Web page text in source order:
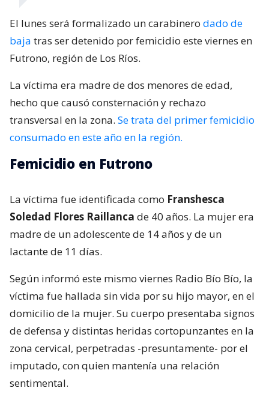
El lunes será formalizado un carabinero dado de
baja tras ser detenido por femicidio este viernes en
Futrono, región de Los Ríos.
La víctima era madre de dos menores de edad,
hecho que causó consternación y rechazo
transversal en la zona. Se trata del primer femicidio
consumado en este año en la región.
Femicidio en Futrono
La víctima fue identificada como Franshesca
Soledad Flores Raillanca de 40 años. La mujer era
madre de un adolescente de 14 años y de un
lactante de 11 días.
Según informó este mismo viernes Radio Bío Bío, la
víctima fue hallada sin vida por su hijo mayor, en el
domicilio de la mujer. Su cuerpo presentaba signos
de defensa y distintas heridas cortopunzantes en la
zona cervical, perpetradas -presuntamente- por el
imputado, con quien mantenía una relación
sentimental.